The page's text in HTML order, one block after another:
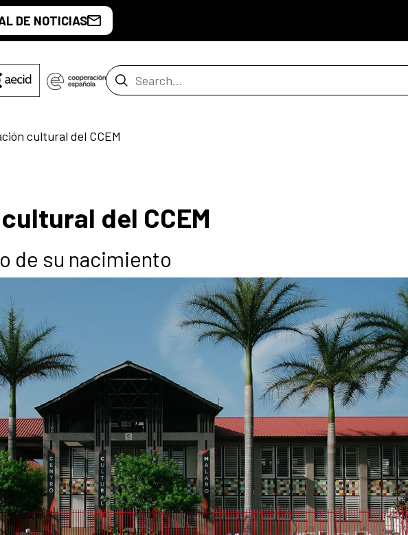
DE NOTICIAS
Search Bar
cultural del CCEM
del CCEM
de su nacimiento